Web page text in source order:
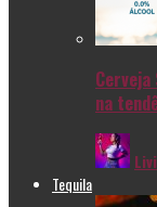
na
Tequila